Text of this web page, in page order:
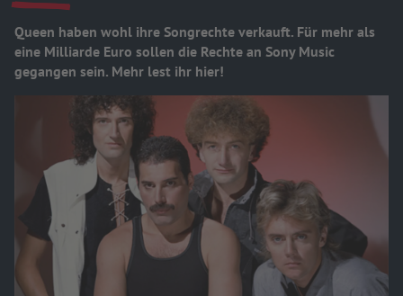
Queen haben wohl ihre Songrechte verkauft. Für mehr als
eine Milliarde Euro sollen die Rechte an Sony Music
gegangen sein. Mehr lest ihr hier!